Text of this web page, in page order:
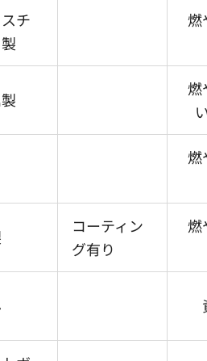
チ
燃
燃
燃
コーティン
グ有り
燃